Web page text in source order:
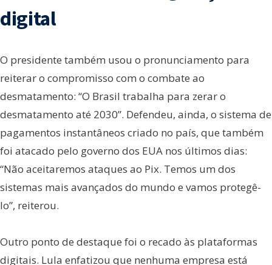
digital
O presidente também usou o pronunciamento para
reiterar o compromisso com o combate ao
desmatamento: “O Brasil trabalha para zerar o
desmatamento até 2030”. Defendeu, ainda, o sistema de
pagamentos instantâneos criado no país, que também
foi atacado pelo governo dos EUA nos últimos dias:
“Não aceitaremos ataques ao Pix. Temos um dos
sistemas mais avançados do mundo e vamos protegê-
lo”, reiterou.
Outro ponto de destaque foi o recado às plataformas
digitais. Lula enfatizou que nenhuma empresa está